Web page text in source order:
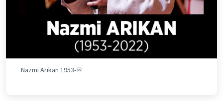
Nazmi Arıkan 1953-♾️